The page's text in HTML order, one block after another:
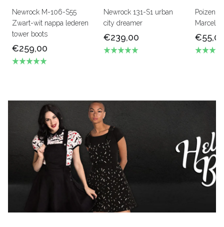
Newrock M-106-S55
Zwart-wit nappa lederen
tower boots
€259,00
Newrock 131-S1 urban
city dreamer
€239,00
Poizen
Marcelo